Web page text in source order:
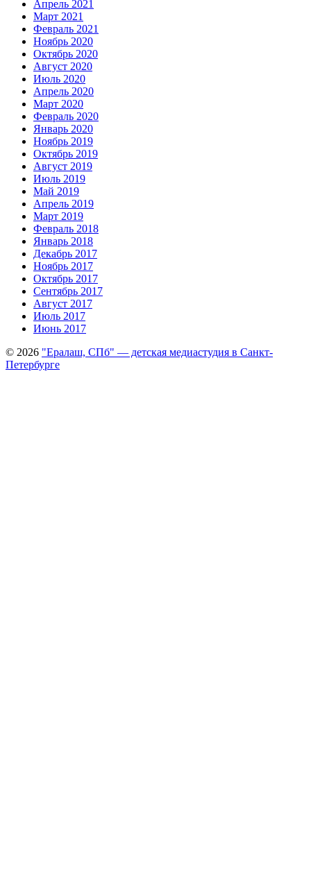
Апрель 2021
Март 2021
Февраль 2021
Ноябрь 2020
Октябрь 2020
Август 2020
Июль 2020
Апрель 2020
Март 2020
Февраль 2020
Январь 2020
Ноябрь 2019
Октябрь 2019
Август 2019
Июль 2019
Май 2019
Апрель 2019
Март 2019
Февраль 2018
Январь 2018
Декабрь 2017
Ноябрь 2017
Октябрь 2017
Сентябрь 2017
Август 2017
Июль 2017
Июнь 2017
© 2026 "Ералаш, СПб" — детская медиастудия в Санкт-
Петербурге